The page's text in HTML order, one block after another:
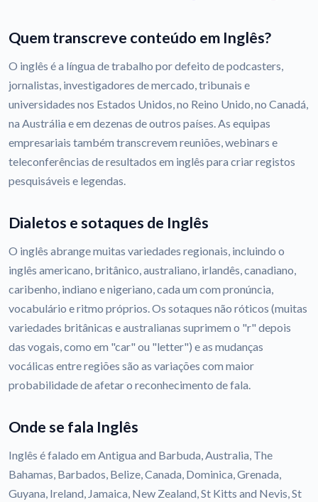
Quem transcreve conteúdo em Inglês?
O inglês é a língua de trabalho por defeito de podcasters,
jornalistas, investigadores de mercado, tribunais e
universidades nos Estados Unidos, no Reino Unido, no Canadá,
na Austrália e em dezenas de outros países. As equipas
empresariais também transcrevem reuniões, webinars e
teleconferências de resultados em inglês para criar registos
pesquisáveis e legendas.
Dialetos e sotaques de Inglês
O inglês abrange muitas variedades regionais, incluindo o
inglês americano, britânico, australiano, irlandês, canadiano,
caribenho, indiano e nigeriano, cada um com pronúncia,
vocabulário e ritmo próprios. Os sotaques não róticos (muitas
variedades britânicas e australianas suprimem o "r" depois
das vogais, como em "car" ou "letter") e as mudanças
vocálicas entre regiões são as variações com maior
probabilidade de afetar o reconhecimento de fala.
Onde se fala Inglês
Inglês é falado em Antigua and Barbuda, Australia, The
Bahamas, Barbados, Belize, Canada, Dominica, Grenada,
Guyana, Ireland, Jamaica, New Zealand, St Kitts and Nevis, St